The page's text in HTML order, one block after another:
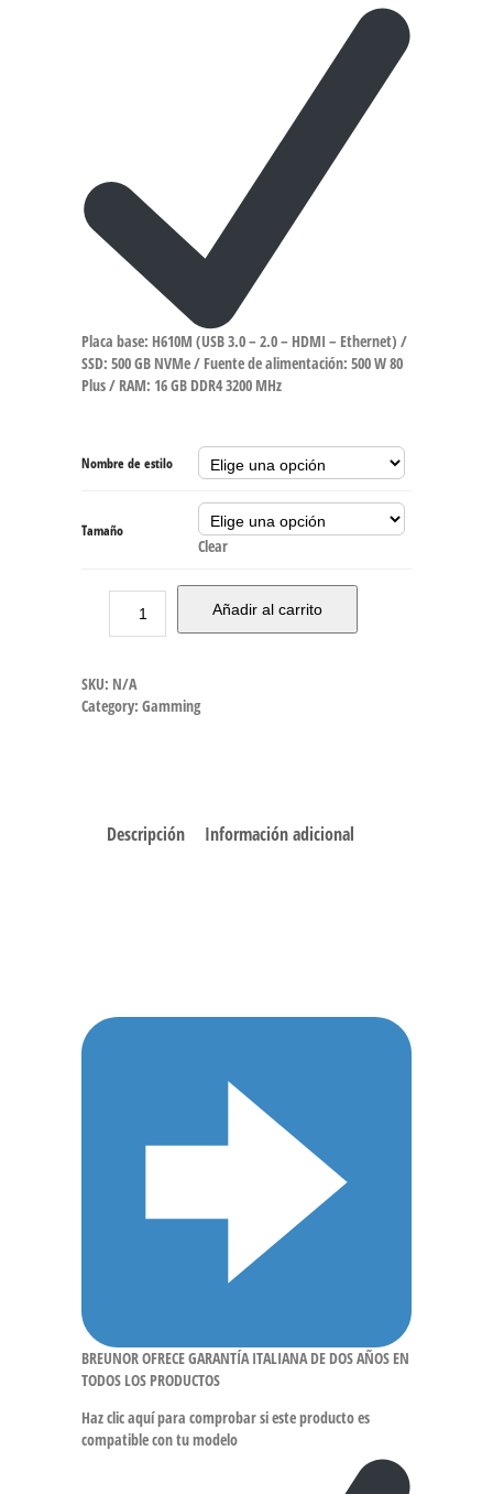
Placa base: H610M (USB 3.0 – 2.0 – HDMI – Ethernet) /
SSD: 500 GB NVMe / Fuente de alimentación: 500 W 80
Plus / RAM: 16 GB DDR4 3200 MHz
Nombre de estilo
Tamaño
Clear
Añadir al carrito
SKU: N/A
Category: Gamming
Descripción Información adicional
BREUNOR OFRECE GARANTÍA ITALIANA DE DOS AÑOS EN
TODOS LOS PRODUCTOS
Haz clic aquí para comprobar si este producto es
compatible con tu modelo